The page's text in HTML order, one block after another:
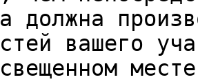
должна
вашего